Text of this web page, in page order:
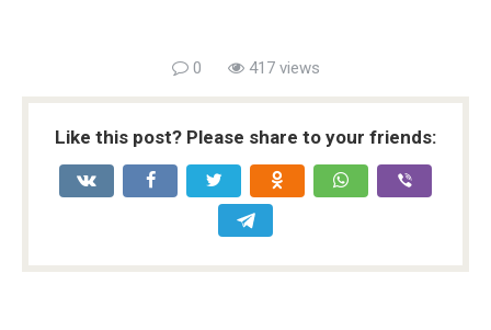
0 417 views
Like this post? Please share to your friends: